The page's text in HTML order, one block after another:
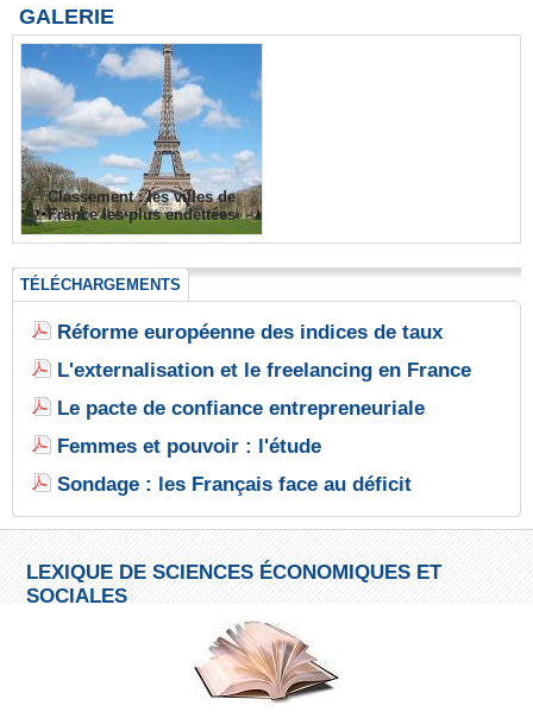
GALERIE
Classement : les villes de
France les plus endettées
TÉLÉCHARGEMENTS
Réforme européenne des indices de taux
L'externalisation et le freelancing en France
Le pacte de confiance entrepreneuriale
Femmes et pouvoir : l'étude
Sondage : les Français face au déficit
LEXIQUE DE SCIENCES ÉCONOMIQUES ET
SOCIALES